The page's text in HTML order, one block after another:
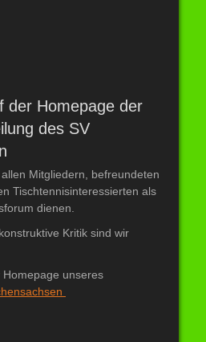
der Homepage der
des SV
Mitgliedern, befreundeten
Tischtennisinteressierten als
dienen.
Kritik sind wir
unseres